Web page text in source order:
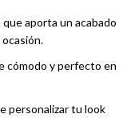
aporta un acabado
cómodo y perfecto en
personalizar tu look